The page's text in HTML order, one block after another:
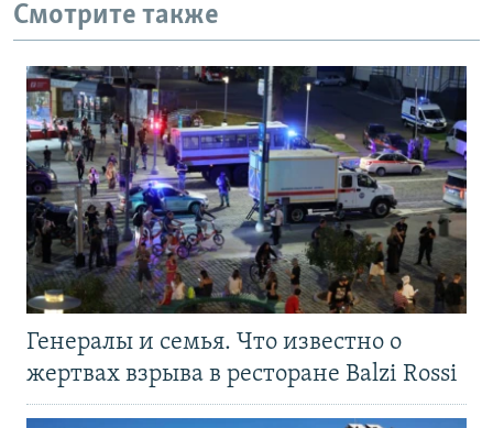
Смотрите также
Генералы и семья. Что известно о
жертвах взрыва в ресторане Balzi Rossi